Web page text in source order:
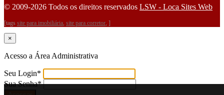
© 2009-2026 Todos os direitos reservados LSW - Loca Sites Web
[tags site para imobiliária site para corretor , ]
×
Acesso a Área Administrativa
Seu Login*
Sua Senha*